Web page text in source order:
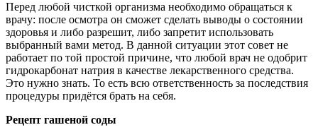
Перед любой чисткой организма необходимо обращаться к
врачу: после осмотра он сможет сделать выводы о состоянии
здоровья и либо разрешит, либо запретит использовать
выбранный вами метод. В данной ситуации этот совет не
работает по той простой причине, что любой врач не одобрит
гидрокарбонат натрия в качестве лекарственного средства.
Это нужно знать. То есть всю ответственность за последствия
процедуры придётся брать на себя.
Рецепт гашеной соды